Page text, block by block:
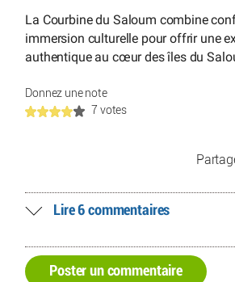
La Courbine du Saloum combine
immersion culturelle pour offrir une
authentique au cœur des îles du
Donnez une note
7 votes
Lire 6 commentaires
Poster un commentaire